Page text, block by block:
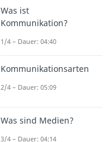
Was ist
Kommunikation?
1/4 – Dauer: 04:40
Kommunikationsarten
2/4 – Dauer: 05:09
Was sind Medien?
3/4 – Dauer: 04:14